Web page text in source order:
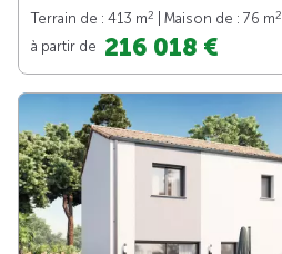
Terrain de : 413 m2 | Maison de : 76 m2
à partir de 216 018 €